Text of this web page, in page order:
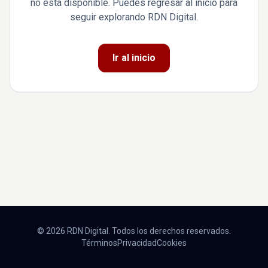
no está disponible. Puedes regresar al inicio para
seguir explorando RDN Digital.
Ir al inicio
© 2026 RDN Digital. Todos los derechos reservados.
TérminosPrivacidadCookies